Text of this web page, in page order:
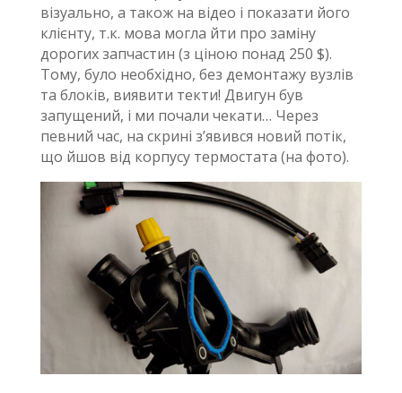
візуально, а також на відео і показати його
клієнту, т.к. мова могла йти про заміну
дорогих запчастин (з ціною понад 250 $).
Тому, було необхідно, без демонтажу вузлів
та блоків, виявити текти! Двигун був
запущений, і ми почали чекати… Через
певний час, на скрині з’явився новий потік,
що йшов від корпусу термостата (на фото).